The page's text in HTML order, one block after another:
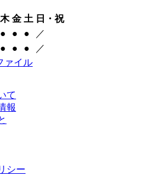
木 金 土 日・祝
● ● ●
／
● ● ●
／
ァイル
て
報
シー